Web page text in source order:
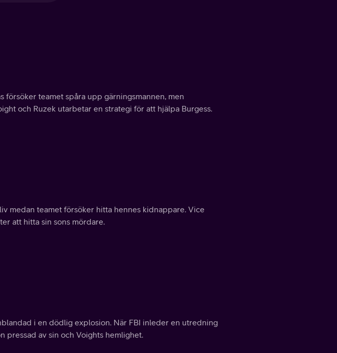
försöker teamet spåra upp gärningsmannen, men
och Ruzek utarbetar en strategi för att hjälpa Burgess.
medan teamet försöker hitta hennes kidnappare. Vice
att hitta sin sons mördare.
i en dödlig explosion. När FBI inleder en utredning
pressad av sin och Voights hemlighet.